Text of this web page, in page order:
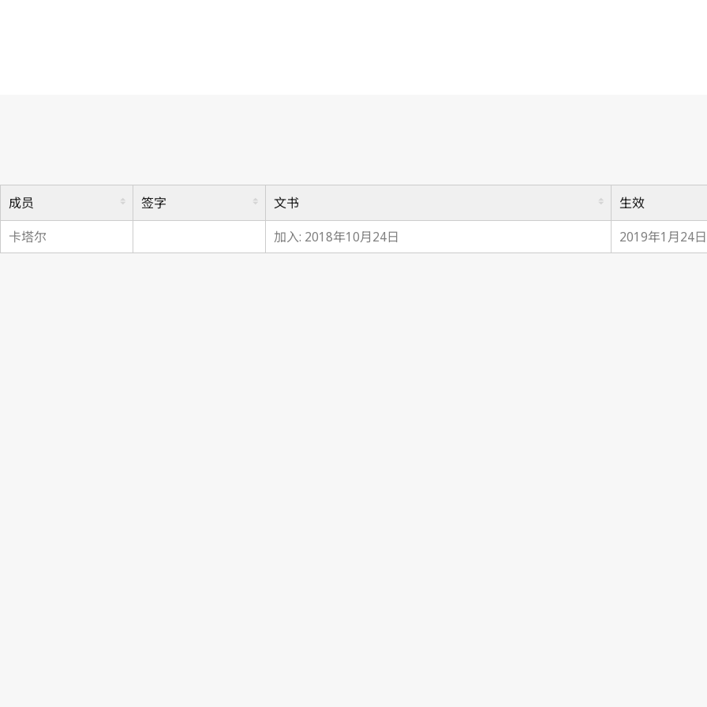
成员 签字 文书
生效
卡塔尔
加入: 2018年10月24日 2019年1月24日